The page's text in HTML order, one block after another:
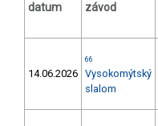
datum závod
14.06.2026
66
Vysokomýtský
slalom